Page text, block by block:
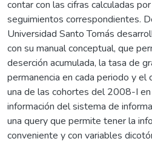
contar con las cifras calculadas
seguimientos correspondientes.
Universidad Santo Tomás
con su manual conceptual, que
deserción acumulada, la tasa de
permanencia en cada periodo y
una de las cohortes del 2008-I
información del sistema de
una query que permite tener la
conveniente y con variables